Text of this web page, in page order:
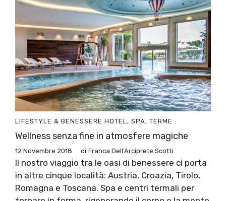
LIFESTYLE & BENESSERE HOTEL, SPA, TERME
Wellness senza fine in atmosfere magiche
12 Novembre 2018 di Franca Dell'Arciprete Scotti
Il nostro viaggio tra le oasi di benessere ci porta
in altre cinque località: Austria, Croazia, Tirolo,
Romagna e Toscana. Spa e centri termali per